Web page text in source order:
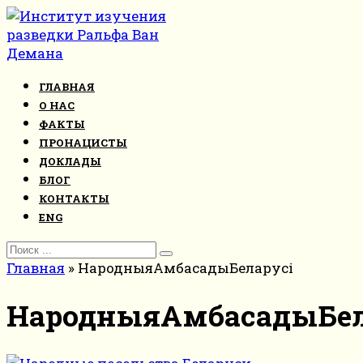
Перейти
к
контенту
ГЛАВНАЯ
О НАС
ФАКТЫ
ПРОНАЦИСТЫ
ДОКЛАДЫ
БЛОГ
КОНТАКТЫ
ENG
Search
for:
Главная » НародныяАмбасадыБеларусі